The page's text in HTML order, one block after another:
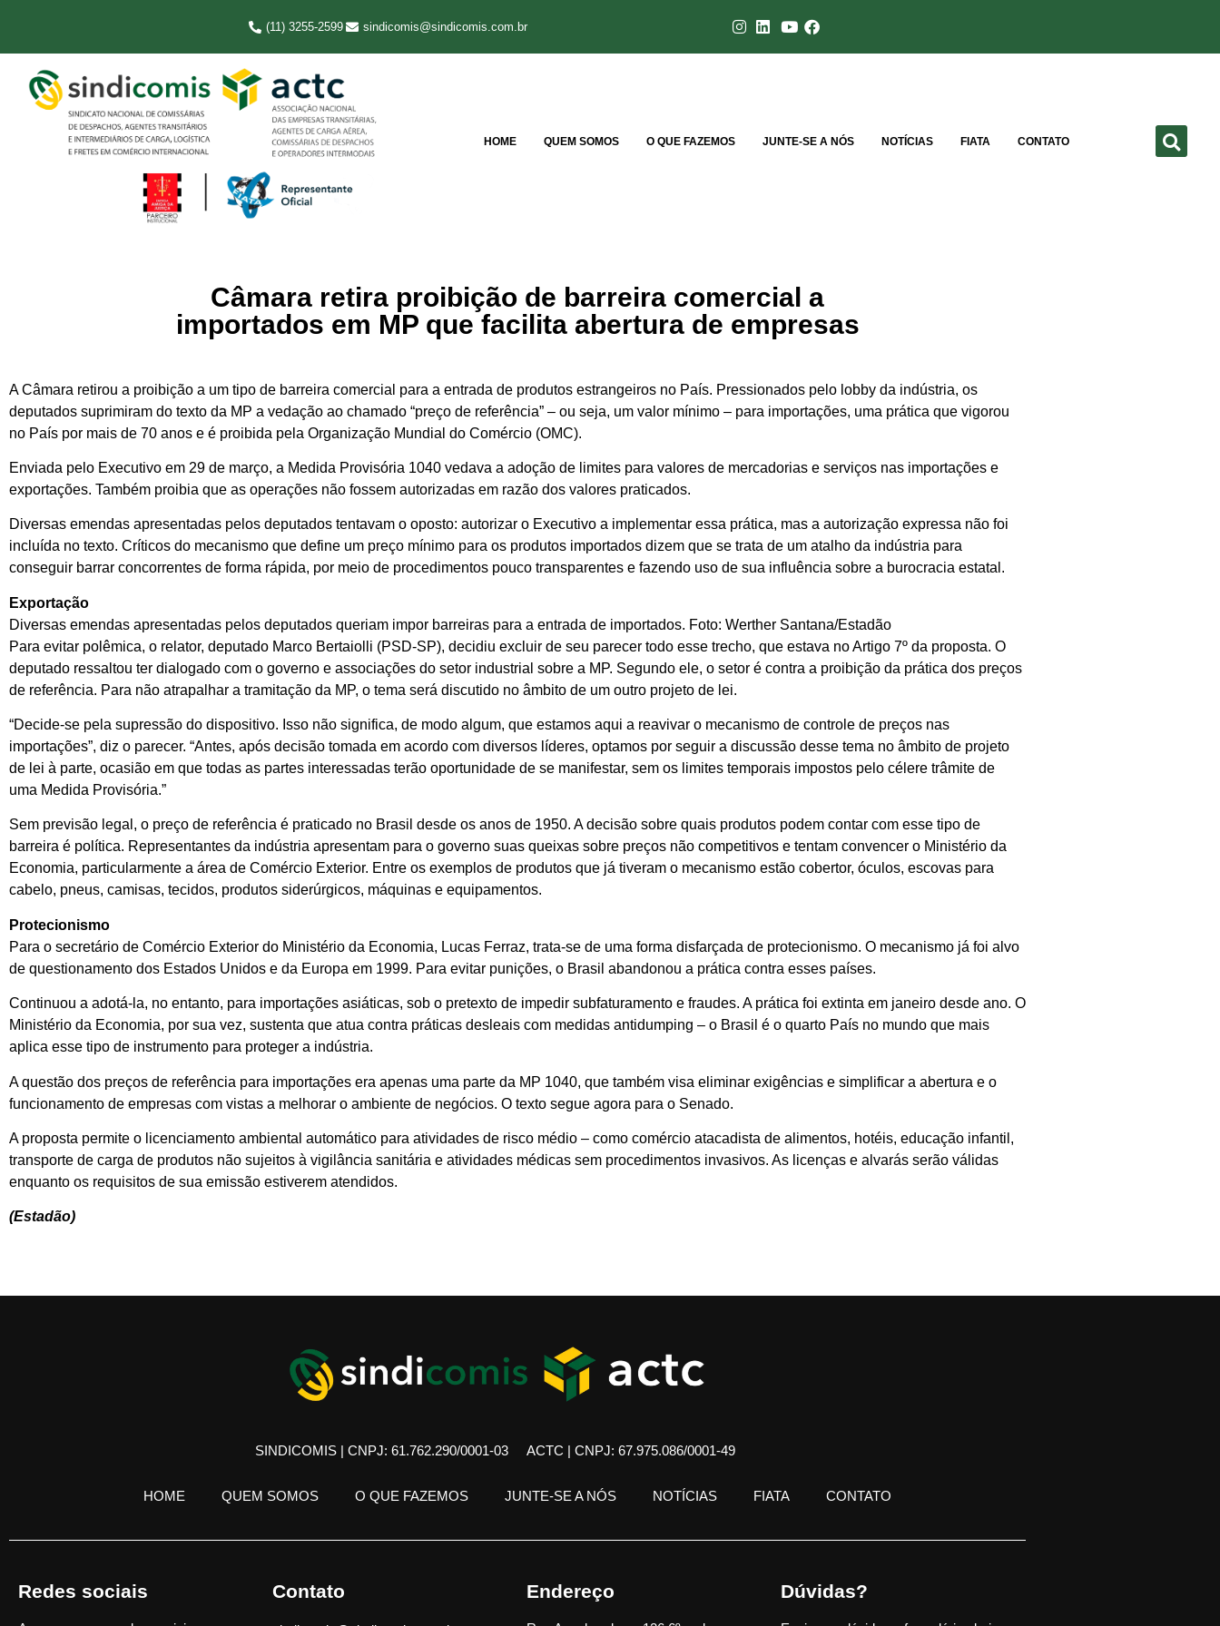
(11) 3255-2599 sindicomis@sindicomis.com.br
HOME QUEM SOMOS O QUE FAZEMOS JUNTE-SE A NÓS NOTÍCIAS FIATA CONTATO
Câmara retira proibição de barreira comercial a
importados em MP que facilita abertura de empresas
A Câmara retirou a proibição a um tipo de barreira comercial para a entrada de produtos estrangeiros no País. Pressionados pelo lobby da indústria, os
deputados suprimiram do texto da MP a vedação ao chamado “preço de referência” – ou seja, um valor mínimo – para importações, uma prática que vigorou
no País por mais de 70 anos e é proibida pela Organização Mundial do Comércio (OMC).
Enviada pelo Executivo em 29 de março, a Medida Provisória 1040 vedava a adoção de limites para valores de mercadorias e serviços nas importações e
exportações. Também proibia que as operações não fossem autorizadas em razão dos valores praticados.
Diversas emendas apresentadas pelos deputados tentavam o oposto: autorizar o Executivo a implementar essa prática, mas a autorização expressa não foi
incluída no texto. Críticos do mecanismo que define um preço mínimo para os produtos importados dizem que se trata de um atalho da indústria para
conseguir barrar concorrentes de forma rápida, por meio de procedimentos pouco transparentes e fazendo uso de sua influência sobre a burocracia estatal.
Exportação
Diversas emendas apresentadas pelos deputados queriam impor barreiras para a entrada de importados. Foto: Werther Santana/Estadão
Para evitar polêmica, o relator, deputado Marco Bertaiolli (PSD-SP), decidiu excluir de seu parecer todo esse trecho, que estava no Artigo 7º da proposta. O
deputado ressaltou ter dialogado com o governo e associações do setor industrial sobre a MP. Segundo ele, o setor é contra a proibição da prática dos preços
de referência. Para não atrapalhar a tramitação da MP, o tema será discutido no âmbito de um outro projeto de lei.
“Decide-se pela supressão do dispositivo. Isso não significa, de modo algum, que estamos aqui a reavivar o mecanismo de controle de preços nas
importações”, diz o parecer. “Antes, após decisão tomada em acordo com diversos líderes, optamos por seguir a discussão desse tema no âmbito de projeto
de lei à parte, ocasião em que todas as partes interessadas terão oportunidade de se manifestar, sem os limites temporais impostos pelo célere trâmite de
uma Medida Provisória.”
Sem previsão legal, o preço de referência é praticado no Brasil desde os anos de 1950. A decisão sobre quais produtos podem contar com esse tipo de
barreira é política. Representantes da indústria apresentam para o governo suas queixas sobre preços não competitivos e tentam convencer o Ministério da
Economia, particularmente a área de Comércio Exterior. Entre os exemplos de produtos que já tiveram o mecanismo estão cobertor, óculos, escovas para
cabelo, pneus, camisas, tecidos, produtos siderúrgicos, máquinas e equipamentos.
Protecionismo
Para o secretário de Comércio Exterior do Ministério da Economia, Lucas Ferraz, trata-se de uma forma disfarçada de protecionismo. O mecanismo já foi alvo
de questionamento dos Estados Unidos e da Europa em 1999. Para evitar punições, o Brasil abandonou a prática contra esses países.
Continuou a adotá-la, no entanto, para importações asiáticas, sob o pretexto de impedir subfaturamento e fraudes. A prática foi extinta em janeiro desde ano. O
Ministério da Economia, por sua vez, sustenta que atua contra práticas desleais com medidas antidumping – o Brasil é o quarto País no mundo que mais
aplica esse tipo de instrumento para proteger a indústria.
A questão dos preços de referência para importações era apenas uma parte da MP 1040, que também visa eliminar exigências e simplificar a abertura e o
funcionamento de empresas com vistas a melhorar o ambiente de negócios. O texto segue agora para o Senado.
A proposta permite o licenciamento ambiental automático para atividades de risco médio – como comércio atacadista de alimentos, hotéis, educação infantil,
transporte de carga de produtos não sujeitos à vigilância sanitária e atividades médicas sem procedimentos invasivos. As licenças e alvarás serão válidas
enquanto os requisitos de sua emissão estiverem atendidos.
(Estadão)
SINDICOMIS | CNPJ: 61.762.290/0001-03 ACTC | CNPJ: 67.975.086/0001-49
HOME QUEM SOMOS O QUE FAZEMOS JUNTE-SE A NÓS NOTÍCIAS FIATA CONTATO
Redes sociais Contato Endereço Dúvidas?